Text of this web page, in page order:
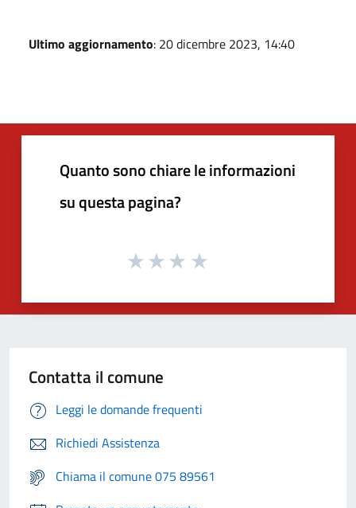
Ultimo aggiornamento: 20 dicembre 2023, 14:40
Quanto sono chiare le informazioni
su questa pagina?
Contatta il comune
Leggi le domande frequenti
Richiedi Assistenza
Chiama il comune 075 89561